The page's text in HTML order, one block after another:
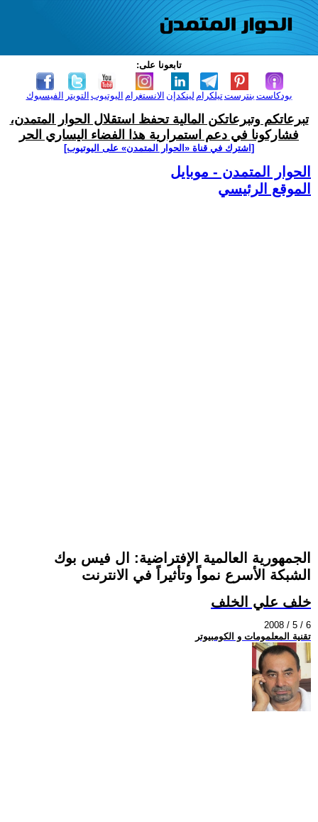
تابعونا على:
الفيسبوك التويتر اليوتيوب الانستغرام لينكدإن تيلكرامبنترست بودكاست
تبرعاتكم وتبرعاتكن المالية تحفظ استقلال الحوار المتمدن،
فشاركونا في دعم استمرارية هذا الفضاء اليساري الحر
[اشترك في قناة ‫«الحوار المتمدن» على اليوتيوب]
الحوار المتمدن - موبايل
الموقع الرئيسي
الجمهورية العالمية الإفتراضية: ال فيس بوك
الشبكة الأسرع نمواً وتأثيراً في الانترنت
خلف علي الخلف
2008 / 5 / 6
تقنية المعلمومات و الكومبيوتر